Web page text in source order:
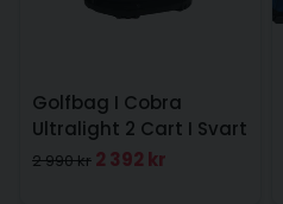
Golfbag I Cobra
Ultralight 2 Cart I Svart
2 990 kr 2 392 kr